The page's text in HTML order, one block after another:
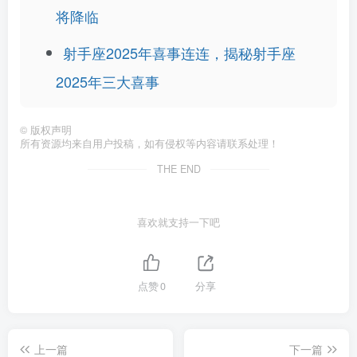
将降临
射手座2025年喜事连连，揭秘射手座
2025年三大喜事
© 版权声明
所有资源均来自用户投稿，如有侵权等内容请联系处理！
THE END
喜欢就支持一下吧
点赞0 分享
上一篇 下一篇